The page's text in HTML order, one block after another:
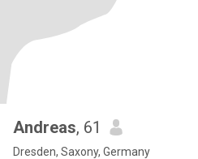
Andreas, 61
Dresden, Saxony, Germany